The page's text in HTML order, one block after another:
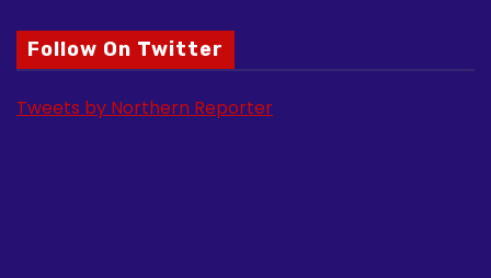
Follow On Twitter
Tweets by Northern Reporter